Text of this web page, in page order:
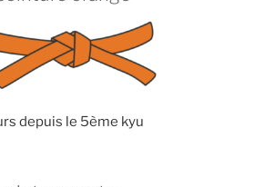
depuis le 5ème kyu